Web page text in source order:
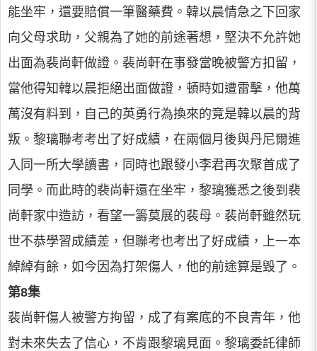
能坐牢，還要賠償一筆醫藥費。韓以晨情急之下回家
向父母求助，父親為了她的前途著想，堅決不允許她
出面為裴尚軒做證。裴尚軒在事發當晚被警方扣留，
當他得知韓以晨拒絕出面做證，頓時如遭雷擊，他萬
萬沒有料到，自己的英勇行為換來的竟是韓以晨的背
叛。黎璃聯考考出了好成績，在兩個月後與丹尼爾進
入同一所大學讀書，同時也跟發小李君再次聚首成了
同學。而此時的裴尚軒還在坐牢，黎璃獲悉之後到裴
尚軒家中造訪，看望一籌莫展的裴母。裴尚軒雖然玩
世不恭學習成績差，但聯考也考出了好成績，上一本
綽綽有餘，如今因為打架傷人，他的前途算是毀了。
第8集
裴尚軒傷人被警方拘留，成了有案底的不良青年，他
對未來失去了信心，不肯跟黎璃見面。黎璃委託律師